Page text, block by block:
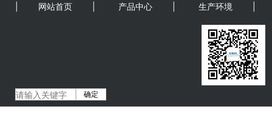
网站首页 产品中心 生产环境